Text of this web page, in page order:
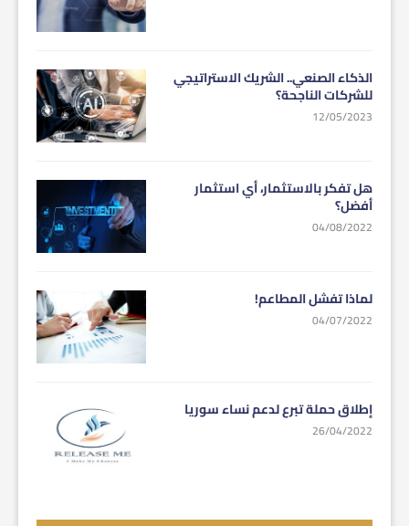
الذكاء الصنعي.. الشريك الاستراتيجي
للشركات الناجحة؟
12/05/2023
هل تفكر بالاستثمار، أي استثمار
أفضل؟
04/08/2022
لماذا تفشل المطاعم!
04/07/2022
إطلاق حملة تبرع لدعم نساء سوريا
26/04/2022